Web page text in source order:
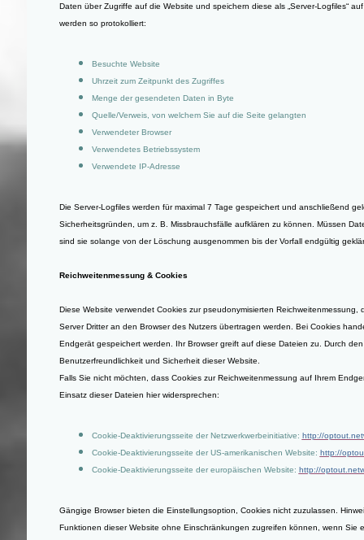
Daten über Zugriffe auf die Website und speichern diese als „Server-Logfiles“
werden so protokolliert:
Besuchte Website
Uhrzeit zum Zeitpunkt des Zugriffes
Menge der gesendeten Daten in Byte
Quelle/Verweis, von welchem Sie auf die Seite gelangten
Verwendeter Browser
Verwendetes Betriebssystem
Verwendete IP-Adresse
Die Server-Logfiles werden für maximal 7 Tage gespeichert und anschließend
Sicherheitsgründen, um z. B. Missbrauchsfälle aufklären zu können. Müssen
sind sie solange von der Löschung ausgenommen bis der Vorfall endgültig
Reichweitenmessung & Cookies
Diese Website verwendet Cookies zur pseudonymisierten
Server Dritter an den Browser des Nutzers übertragen werden. Bei Cookies
Endgerät gespeichert werden. Ihr Browser greift auf diese Dateien zu. Durch
Benutzerfreundlichkeit und Sicherheit dieser Website.
Falls Sie nicht möchten, dass Cookies zur Reichweitenmessung auf Ihrem
Einsatz dieser Dateien hier widersprechen:
Cookie-Deaktivierungsseite der Netzwerkwerbeinitiative: http://
Cookie-Deaktivierungsseite der US-amerikanischen Website: http://
Cookie-Deaktivierungsseite der europäischen Website: http://
Gängige Browser bieten die Einstellungsoption, Cookies nicht zuzulassen.
Funktionen dieser Website ohne Einschränkungen zugreifen können, wenn Sie